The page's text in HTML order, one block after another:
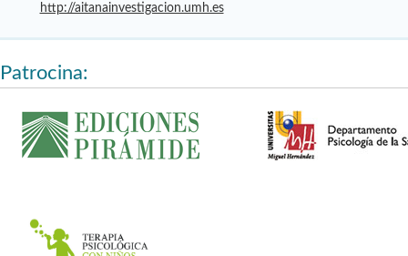
http://aitanainvestigacion.umh.es
Patrocina: